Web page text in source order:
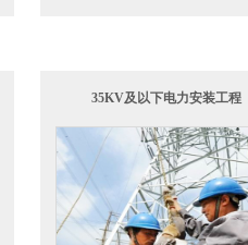
35KV及以下电力安装工程